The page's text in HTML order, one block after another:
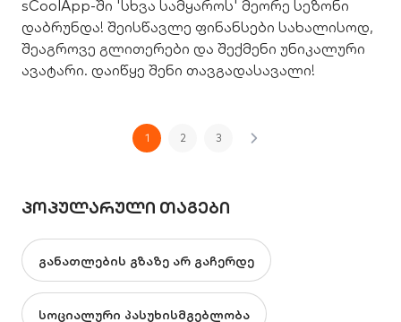
sCoolApp-ში 'სხვა სამყაროს' მეორე სეზონი
დაბრუნდა! შეისწავლე ფინანსები სახალისოდ,
შეაგროვე გლითერები და შექმენი უნიკალური
ავატარი. დაიწყე შენი თავგადასავალი!
1 2 3
ᲞᲝᲞᲣᲚᲐᲠᲣᲚᲘ ᲗᲐᲒᲔᲑᲘ
განათლების გზაზე არ გაჩერდე
სოციალური პასუხისმგებლობა